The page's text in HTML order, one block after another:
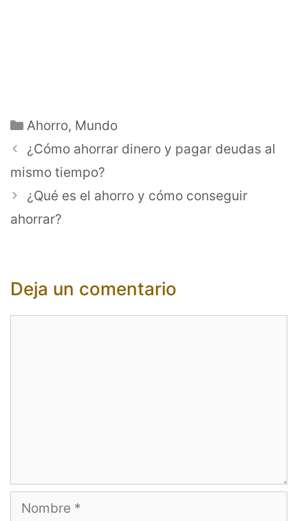
Categorías
Ahorro, Mundo
¿Cómo ahorrar dinero y pagar deudas al
mismo tiempo?
¿Qué es el ahorro y cómo conseguir
ahorrar?
Deja un comentario
Nombre